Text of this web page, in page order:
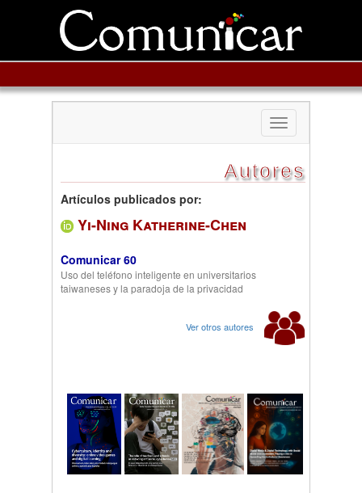
Toggle
navigation
Autores
Artículos publicados por:
Yi-Ning Katherine-Chen
Comunicar 60
Uso del teléfono inteligente en universitarios
taiwaneses y la paradoja de la privacidad
Ver otros autores